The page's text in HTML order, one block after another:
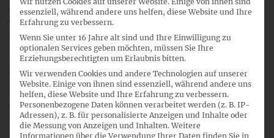
Annahme der CSRD durch das Parlamentin erster Lesung
erfolgte am 10. November 2022.
Nach der Unterzeichnung durch die Präsidenten von
Parlament und Rat wird der Rechtsakt im Amtsblatt der
Europäischen Union veröffentlicht und tritt 20 Tage später
in Kraft. Die neuen Regeln müssen von den
Mitgliedsstaaten innerhalb von 18 Monaten in nationales
Recht umgesetzt werden.
essenziell, während andere uns helfen, diese Website und Ihre
Erfahrung zu verbessern.
Wenn Sie unter 16 Jahre alt sind und Ihre Einwilligung zu
optionalen Services geben möchten, müssen Sie Ihre
Erziehungsberechtigten um Erlaubnis bitten.
Wir verwenden Cookies und andere Technologien auf unserer
Website. Einige von ihnen sind essenziell, während andere uns
helfen, diese Website und Ihre Erfahrung zu verbessern.
Personenbezogene Daten können verarbeitet werden (z. B. IP-
Adressen), z. B. für personalisierte Anzeigen und Inhalte oder
die Messung von Anzeigen und Inhalten. Weitere
Informationen über die Verwendung Ihrer Daten finden Sie in